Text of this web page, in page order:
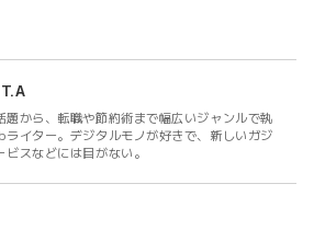
T.A
題から、転職や節約術まで幅広いジャンルで執
ライター。デジタルモノが好きで、新しいガジ
ビスなどには目がない。